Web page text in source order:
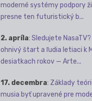
moderné systémy podpory
presne ten futuristický b...
2. apríla: Sledujete
ohnivý štart a ľudia letiaci k
desiatkach rokov — Arte...
17. decembra: Základy
musia byť upravené pre